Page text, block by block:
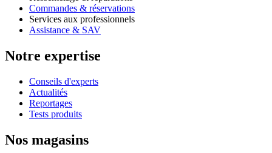
Commandes & réservations
Services aux professionnels
Assistance & SAV
Notre expertise
Conseils d'experts
Actualités
Reportages
Tests produits
Nos magasins